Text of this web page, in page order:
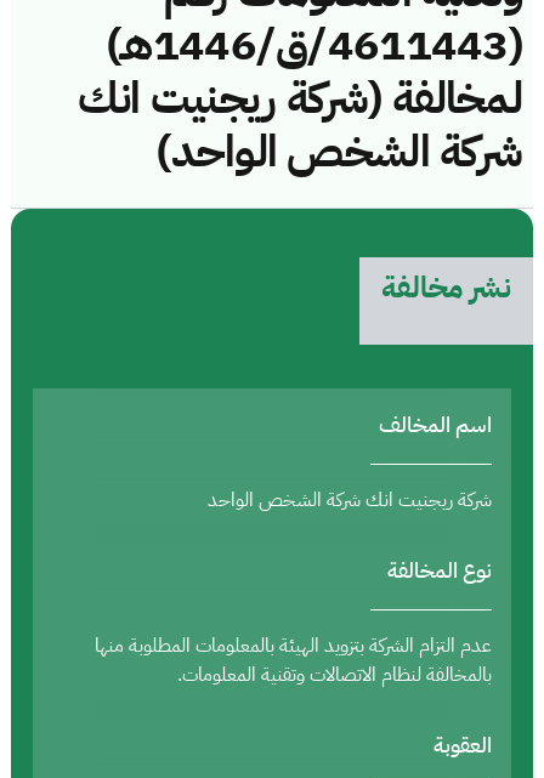
(4611443/ق/1446هـ)
لمخالفة (شركة ريجنيت انك
شركة الشخص الواحد)
نشر مخالفة
اسم المخالف
شركة ريجنيت انك شركة الشخص الواحد
نوع المخالفة
عدم التزام الشركة بتزويد الهيئة بالمعلومات المطلوبة منها
بالمخالفة لنظام الاتصالات وتقنية المعلومات.
العقوبة